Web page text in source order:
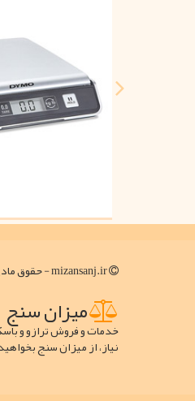
میزان سنج
خدمات و فروش ترازو و
نیاز، از میزان سنج